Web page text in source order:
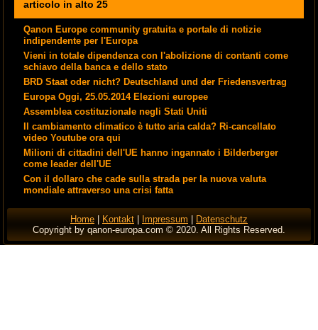
articolo in alto 25
Qanon Europe community gratuita e portale di notizie
indipendente per l'Europa
Vieni in totale dipendenza con l'abolizione di contanti come
schiavo della banca e dello stato
BRD Staat oder nicht? Deutschland und der Friedensvertrag
Europa Oggi, 25.05.2014 Elezioni europee
Assemblea costituzionale negli Stati Uniti
Il cambiamento climatico è tutto aria calda? Ri-cancellato
video Youtube ora qui
Milioni di cittadini dell'UE hanno ingannato i Bilderberger
come leader dell'UE
Con il dollaro che cade sulla strada per la nuova valuta
mondiale attraverso una crisi fatta
Home Kontakt Impressum
Datenschutz
Copyright by qanon-europa.com © 2020. All Rights Reserved.